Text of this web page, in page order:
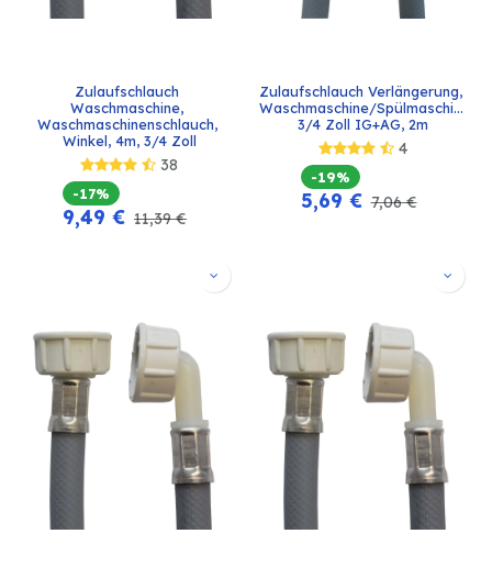
Zulaufschlauch
Waschmaschine,
Waschmaschinenschlauch,
Winkel, 4m, 3/4 Zoll
38
-17%
9,49 € 11,39€
Zulaufschlauch Verlängerung,
Waschmaschine/Spülmaschine,
3/4 Zoll IG+AG, 2m
4
-19%
5,69 € 7,06€